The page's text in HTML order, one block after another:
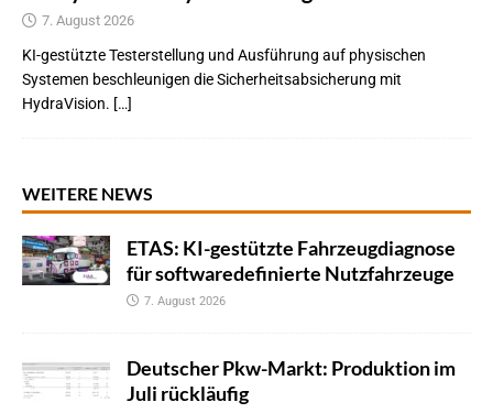
7. August 2026
KI-gestützte Testerstellung und Ausführung auf physischen
Systemen beschleunigen die Sicherheitsabsicherung mit
HydraVision. […]
WEITERE NEWS
ETAS: KI-gestützte Fahrzeugdiagnose
für softwaredefinierte Nutzfahrzeuge
7. August 2026
Deutscher Pkw-Markt: Produktion im
Juli rückläufig